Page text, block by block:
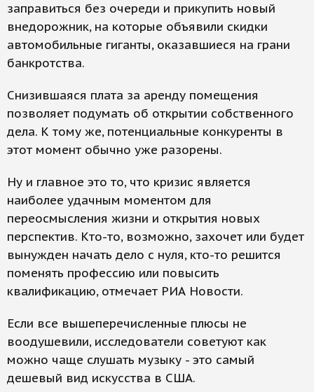
заправиться без очереди и прикупить новый
внедорожник, на которые объявили скидки
автомобильные гиганты, оказавшиеся на грани
банкротства.
Снизившаяся плата за аренду помещения
позволяет подумать об открытии собственного
дела. К тому же, потенциальные конкуренты в
этот момент обычно уже разорены.
Ну и главное это то, что кризис является
наиболее удачным моментом для
переосмысления жизни и открытия новых
перспектив. Кто-то, возможно, захочет или будет
вынужден начать дело с нуля, кто-то решится
поменять профессию или повысить
квалификацию, отмечает РИА Новости.
Если все вышеперечисленные плюсы не
воодушевили, исследователи советуют как
можно чаще слушать музыку - это самый
дешевый вид искусства в США.